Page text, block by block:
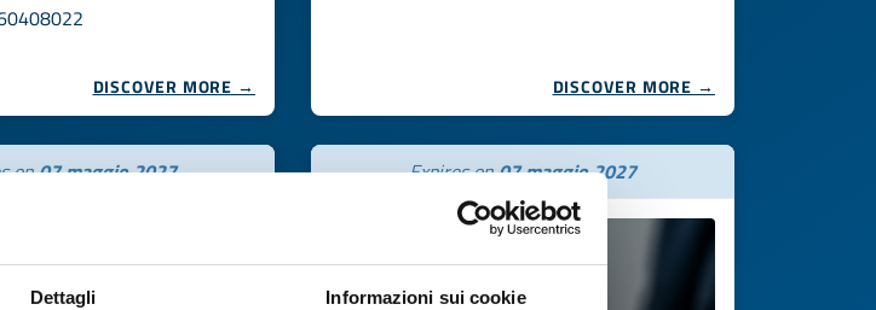
Dettagli Informazioni sui cookie
DISCOVER MORE → DISCOVER MORE →
on07 maggio 2027 Expires on07 maggio 2027